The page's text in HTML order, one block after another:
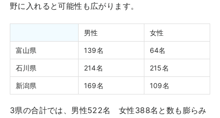
野に入れると可能性も広がります。
男性 女性
富山県 139名 64名
石川県 214名 215名
新潟県 169名 109名
3県の合計では、男性522名 女性388名と数も膨らみ